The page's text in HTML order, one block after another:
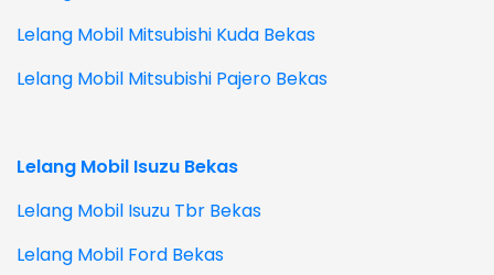
Lelang Mobil Mitsubishi Kuda Bekas
Lelang Mobil Mitsubishi Pajero Bekas
Lelang Mobil Isuzu Bekas
Lelang Mobil Isuzu Tbr Bekas
Lelang Mobil Ford Bekas